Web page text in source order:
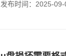
发布时间：2025-09-